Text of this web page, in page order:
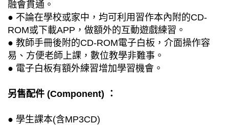
融會貫通。
● 不論在學校或家中，均可利用習作本內附的CD-
ROM或下載APP，做額外的互動遊戲練習。
● 教師手冊後附的CD-ROM電子白板，介面操作容
易、方便老師上課，數位教學非難事。
● 電子白板有額外練習增加學習機會。
另售配件 (Component) ：
● 學生課本(含MP3CD)